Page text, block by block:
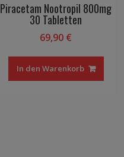
Piracetam Nootropil 800mg
30 Tabletten
69,90 €
In den Warenkorb